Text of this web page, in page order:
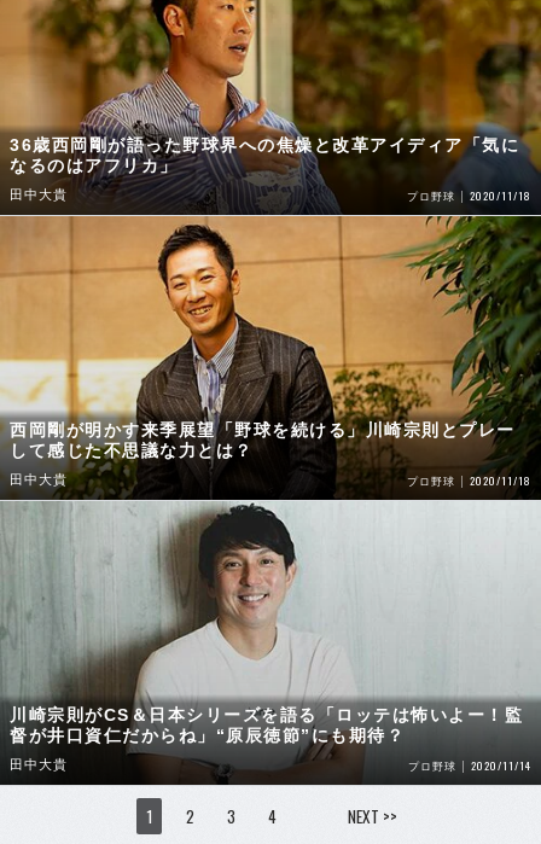
36歳西岡剛が語った野球界への焦燥と改革アイディア「気に
なるのはアフリカ」
田中大貴 プロ野球 2020/11/18
西岡剛が明かす来季展望「野球を続ける」川崎宗則とプレー
して感じた不思議な力とは？
田中大貴 プロ野球 2020/11/18
川崎宗則がCS＆日本シリーズを語る「ロッテは怖いよー！監
督が井口資仁だからね」“原辰徳節”にも期待？
田中大貴 プロ野球 2020/11/14
1 2 3 4 NEXT >>